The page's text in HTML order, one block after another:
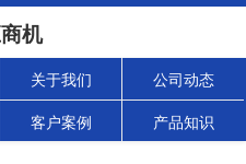
机
关于我们 公司动态
客户案例 产品知识